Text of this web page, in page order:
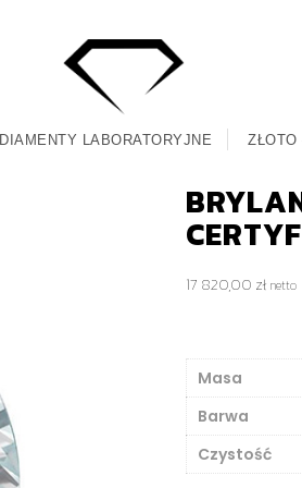
DIAMENTY LABORATORYJNE ZŁOTO
17 820,00 zł netto
Masa
Barwa
Czystość